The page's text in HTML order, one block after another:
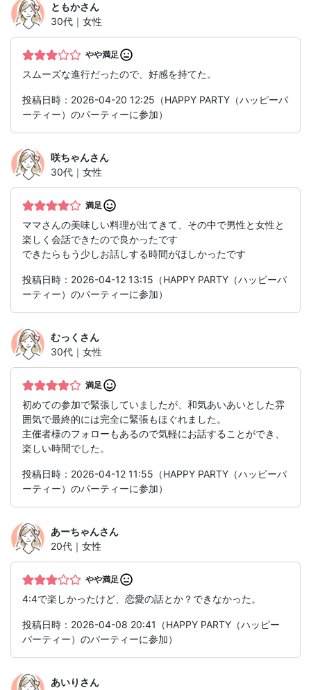
ともかさん
30代｜女性
やや満足
スムーズな進行だったので、好感を持てた。
投稿日時：2026-04-20 12:25（HAPPY PARTY（ハッピーパ
ーティー）のパーティーに参加）
咲ちゃんさん
30代｜女性
満足
ママさんの美味しい料理が出てきて、その中で男性と女性と
楽しく会話できたので良かったです
できたらもう少しお話しする時間がほしかったです
投稿日時：2026-04-12 13:15（HAPPY PARTY（ハッピーパ
ーティー）のパーティーに参加）
むっく さん
30代｜女性
満足
初めての参加で緊張していましたが、和気あいあいとした雰
囲気で最終的には完全に緊張もほぐれました。
主催者様のフォローもあるので気軽にお話することができ、
楽しい時間でした。
投稿日時：2026-04-12 11:55（HAPPY PARTY（ハッピーパ
ーティー）のパーティーに参加）
あーちゃんさん
20代｜女性
やや満足
4:4で楽しかったけど、恋愛の話とか？できなかった。
投稿日時：2026-04-08 20:41（HAPPY PARTY（ハッピー
パーティー）のパーティーに参加）
あいり さん